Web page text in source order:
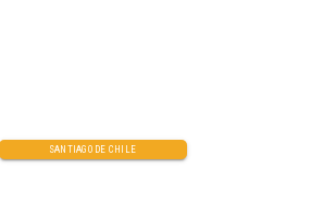
SANTIAGO DE CHILE